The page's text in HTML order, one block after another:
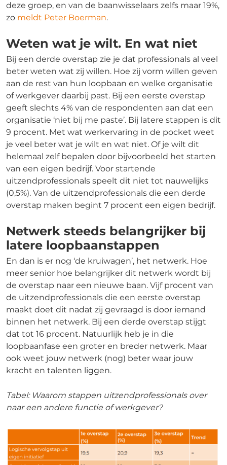
deze groep, en van de baanwisselaars zelfs maar 19%,
zo meldt Peter Boerman.
Weten wat je wilt. En wat niet
Bij een derde overstap zie je dat professionals al veel
beter weten wat zij willen. Hoe zij vorm willen geven
aan de rest van hun loopbaan en welke organisatie
of werkgever daarbij past. Bij een eerste overstap
geeft slechts 4% van de respondenten aan dat een
organisatie ‘niet bij me paste’. Bij latere stappen is dit
9 procent. Met wat werkervaring in de pocket weet
je veel beter wat je wilt en wat niet. Of je wilt dit
helemaal zelf bepalen door bijvoorbeeld het starten
van een eigen bedrijf. Voor startende
uitzendprofessionals speelt dit niet tot nauwelijks
(0,5%). Van de uitzendprofessionals die een derde
overstap maken begint 7 procent een eigen bedrijf.
Netwerk steeds belangrijker bij
latere loopbaanstappen
En dan is er nog ‘de kruiwagen’, het netwerk. Hoe
meer senior hoe belangrijker dit netwerk wordt bij
de overstap naar een nieuwe baan. Vijf procent van
de uitzendprofessionals die een eerste overstap
maakt doet dit nadat zij gevraagd is door iemand
binnen het netwerk. Bij een derde overstap stijgt
dat tot 16 procent. Natuurlijk heb je in die
loopbaanfase een groter en breder netwerk. Maar
ook weet jouw netwerk (nog) beter waar jouw
kracht en talenten liggen.
Tabel: Waarom stappen uitzendprofessionals over
naar een andere functie of werkgever?